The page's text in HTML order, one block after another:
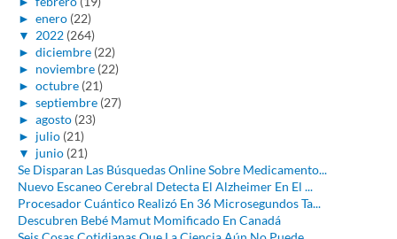
► enero (22)
▼ 2022 (264)
► diciembre (22)
► noviembre (22)
► octubre (21)
► septiembre (27)
► agosto (23)
► julio (21)
▼ junio (21)
Se Disparan Las Búsquedas Online Sobre Medicamento...
Nuevo Escaneo Cerebral Detecta El Alzheimer En El ...
Procesador Cuántico Realizó En 36 Microsegundos Ta...
Descubren Bebé Mamut Momificado En Canadá